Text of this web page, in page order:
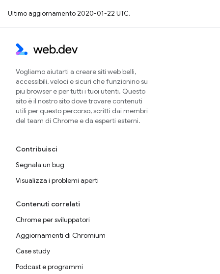
Ultimo aggiornamento 2020-01-22 UTC.
Vogliamo aiutarti a creare siti web belli,
accessibili, veloci e sicuri che funzionino su
più browser e per tutti i tuoi utenti. Questo
sito è il nostro sito dove trovare contenuti
utili per questo percorso, scritti dai membri
del team di Chrome e da esperti esterni.
Contribuisci
Segnala un bug
Visualizza i problemi aperti
Contenuti correlati
Chrome per sviluppatori
Aggiornamenti di Chromium
Case study
Podcast e programmi